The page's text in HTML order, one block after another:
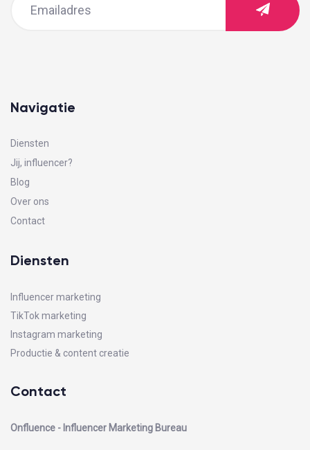
Navigatie
Diensten
Jij, influencer?
Blog
Over ons
Contact
Diensten
Influencer marketing
TikTok marketing
Instagram marketing
Productie & content creatie
Contact
Onfluence - Influencer Marketing Bureau